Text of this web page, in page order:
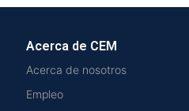
Acerca de CEM
Acerca de nosotros
Empleo